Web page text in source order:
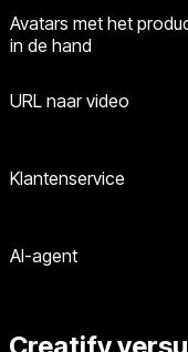
Avatars met het
in de hand
URL naar video
Klantenservice
AI-agent
Creatify